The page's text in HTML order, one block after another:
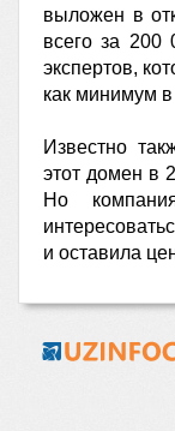
выложен в
всего за 200
экспертов,
как минимум
Известно
этот домен в
Но
и оставила